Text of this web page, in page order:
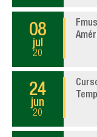
08
jul
20
24
jun
20